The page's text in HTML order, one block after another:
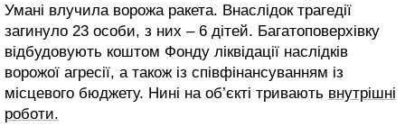
Умані влучила ворожа ракета. Внаслідок трагедії
загинуло 23 особи, з них – 6 дітей. Багатоповерхівку
відбудовують коштом Фонду ліквідації наслідків
ворожої агресії, а також із співфінансуванням із
місцевого бюджету. Нині на об’єкті тривають внутрішні
роботи.